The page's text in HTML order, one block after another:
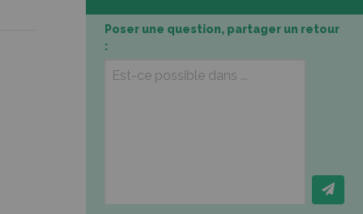
Poser une question, partager un retour
: